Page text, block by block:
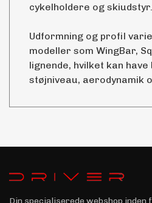
cykelholdere og skiudstyr.
Udformning og profil
modeller som WingBar,
lignende, hvilket kan
støjniveau, aerodynamik
Din specialiserede webshop inden